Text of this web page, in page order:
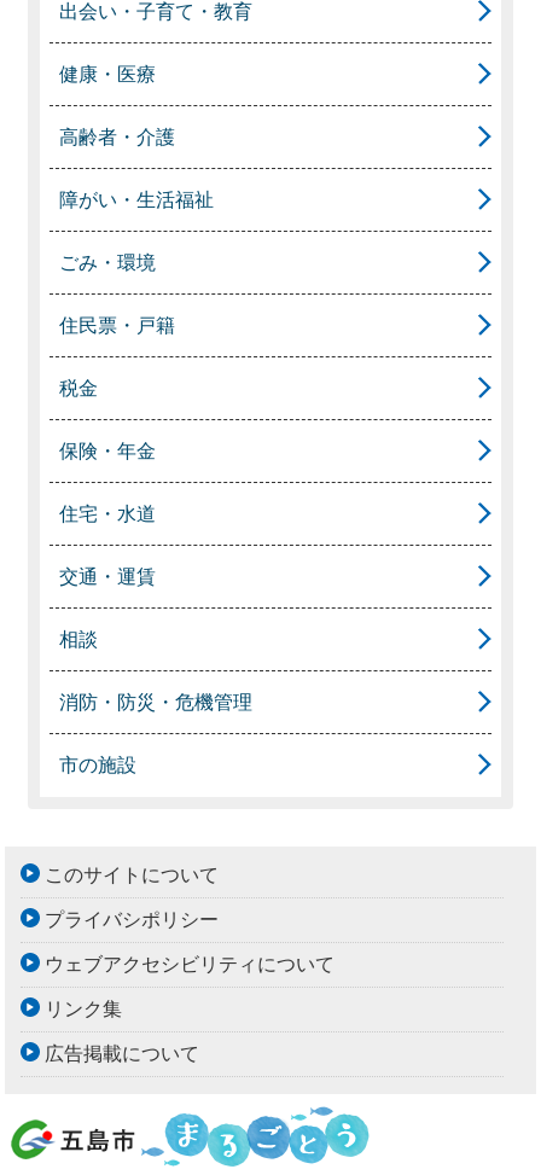
出会い・子育て・教育
健康・医療
高齢者・介護
障がい・生活福祉
ごみ・環境
住民票・戸籍
税金
保険・年金
住宅・水道
交通・運賃
相談
消防・防災・危機管理
市の施設
このサイトについて
プライバシポリシー
ウェブアクセシビリティについて
リンク集
広告掲載について